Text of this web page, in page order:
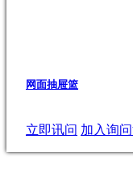
网面抽屉篮
立即讯问 加入询